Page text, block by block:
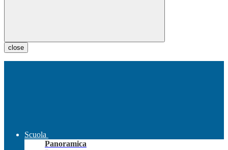
close
Scuola
Panoramica